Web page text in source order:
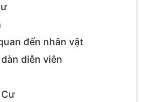
đến nhân vật
diễn viên